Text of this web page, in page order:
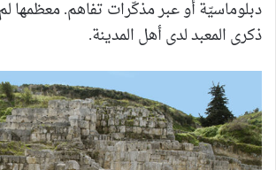
دبلوماسيّة أو عبر مذكّرات تفاهم. معظمها
ذكرى المعبد لدى أهل المدينة.